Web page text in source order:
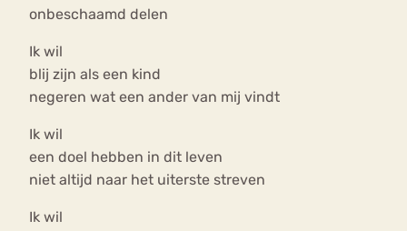
onbeschaamd delen
Ik wil
blij zijn als een kind
negeren wat een ander van mij vindt
Ik wil
een doel hebben in dit leven
niet altijd naar het uiterste streven
Ik wil